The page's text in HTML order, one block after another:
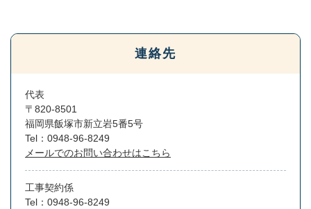
連絡先
代表
〒820-8501
福岡県飯塚市新立岩5番5号
Tel：0948-96-8249
メールでのお問い合わせはこちら
工事契約係
Tel：0948-96-8249